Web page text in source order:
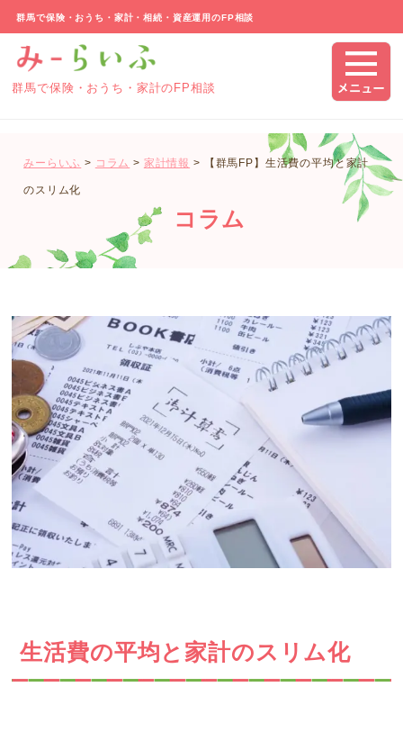
群馬で保険・おうち・家計・相続・資産運用のFP相談
群馬で保険・おうち・家計のFP相談
みーらいふ > コラム > 家計情報 > 【群馬FP】生活費の平均と家計
のスリム化
コラム
生活費の平均と家計のスリム化